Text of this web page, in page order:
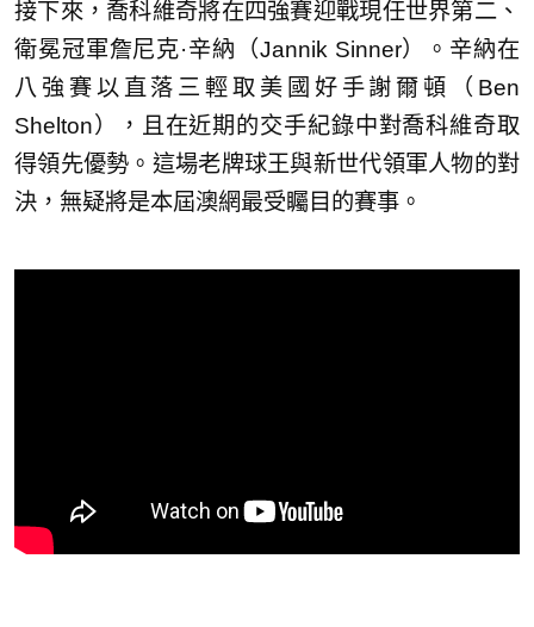
接下來，喬科維奇將在四強賽迎戰現任世界第二、
衛冕冠軍詹尼克·辛納（Jannik Sinner）。辛納在
八強賽以直落三輕取美國好手謝爾頓（Ben
Shelton），且在近期的交手紀錄中對喬科維奇取
得領先優勢。這場老牌球王與新世代領軍人物的對
決，無疑將是本屆澳網最受矚目的賽事。